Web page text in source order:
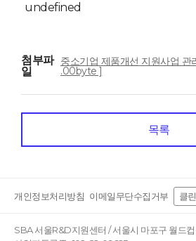
undefined
첨부파
일
중소기업 제품개선 지원사업
.00byte ]
목록
개인정보처리방침 이메일무단수집거부 클
SBA 서울R&D지원센터 / 서울시 마포구 월드